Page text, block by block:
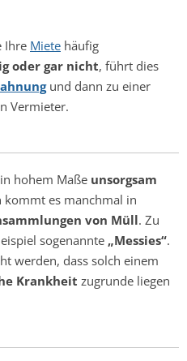
Ihre Miete häufig
oder gar nicht, führt dies
und dann zu einer
Vermieter.
hohem Maße unsorgsam
kommt es manchmal in
von Müll. Zu
sogenannte „Messies“.
werden, dass solch einem
Krankheit zugrunde liegen